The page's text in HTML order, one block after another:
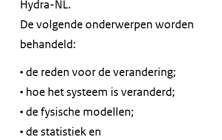
Hydra-NL.
De volgende onderwerpen worden
behandeld:
• de reden voor de verandering;
• hoe het systeem is veranderd;
• de fysische modellen;
• de statistiek en